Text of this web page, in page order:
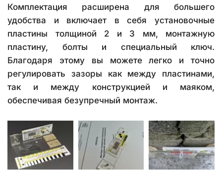
Комплектация расширена для большего
удобства и включает в себя установочные
пластины толщиной 2 и 3 мм, монтажную
пластину, болты и специальный ключ.
Благодаря этому вы можете легко и точно
регулировать зазоры как между пластинами,
так и между конструкцией и маяком,
обеспечивая безупречный монтаж.